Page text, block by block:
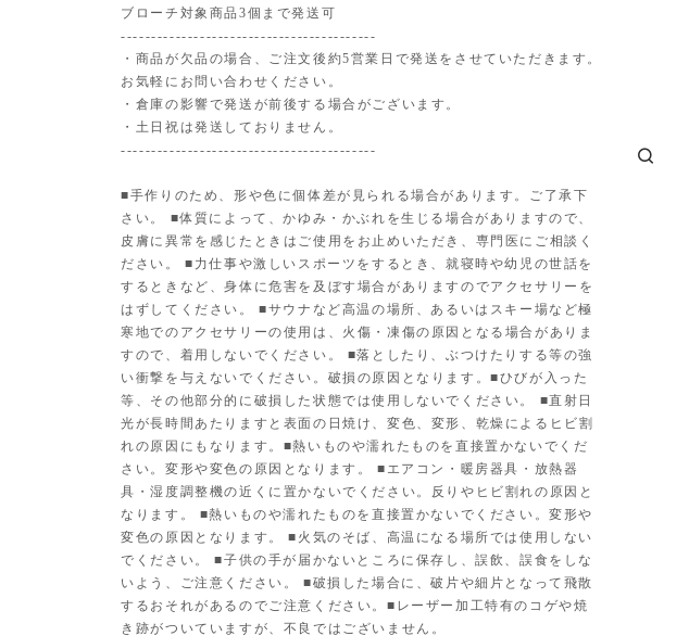
ブローチ対象商品3個まで発送可
------------------------------------------
・商品が欠品の場合、ご注文後約5営業日で発送をさせていただきます。
お気軽にお問い合わせください。
・倉庫の影響で発送が前後する場合がございます。
・土日祝は発送しておりません。
------------------------------------------
■手作りのため、形や色に個体差が見られる場合があります。ご了承下
さい。 ■体質によって、かゆみ・かぶれを生じる場合がありますので、
皮膚に異常を感じたときはご使用をお止めいただき、専門医にご相談く
ださい。 ■力仕事や激しいスポーツをするとき、就寝時や幼児の世話を
するときなど、身体に危害を及ぼす場合がありますのでアクセサリーを
はずしてください。 ■サウナなど高温の場所、あるいはスキー場など極
寒地でのアクセサリーの使用は、火傷・凍傷の原因となる場合がありま
すので、着用しないでください。 ■落としたり、ぶつけたりする等の強
い衝撃を与えないでください。破損の原因となります。■ひびが入った
等、その他部分的に破損した状態では使用しないでください。 ■直射日
光が長時間あたりますと表面の日焼け、変色、変形、乾燥によるヒビ割
れの原因にもなります。■熱いものや濡れたものを直接置かないでくだ
さい。変形や変色の原因となります。 ■エアコン・暖房器具・放熱器
具・湿度調整機の近くに置かないでください。反りやヒビ割れの原因と
なります。 ■熱いものや濡れたものを直接置かないでください。変形や
変色の原因となります。 ■火気のそば、高温になる場所では使用しない
でください。 ■子供の手が届かないところに保存し、誤飲、誤食をしな
いよう、ご注意ください。 ■破損した場合に、破片や細片となって飛散
するおそれがあるのでご注意ください。■レーザー加工特有のコゲや焼
き跡がついていますが、不良ではございません。